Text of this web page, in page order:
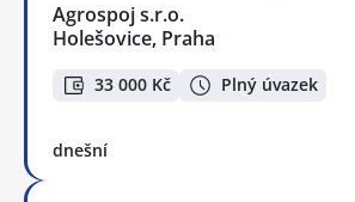
Agrospoj s.r.o.
Holešovice, Praha
33 000 Kč Plný úvazek
dnešní